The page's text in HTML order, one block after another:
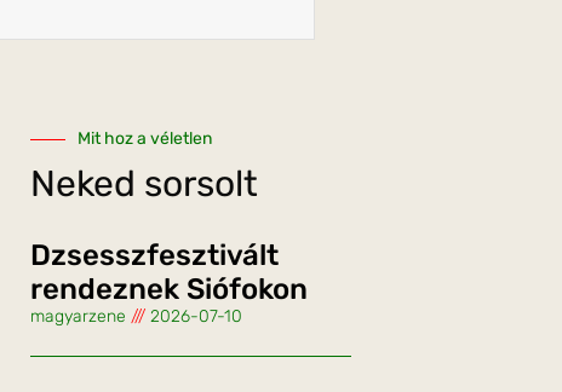
Mit hoz a véletlen
Neked sorsolt
Dzsesszfesztivált
rendeznek Siófokon
magyarzene 2026-07-10